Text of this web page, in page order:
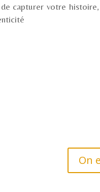
capturer votre histoire,
On